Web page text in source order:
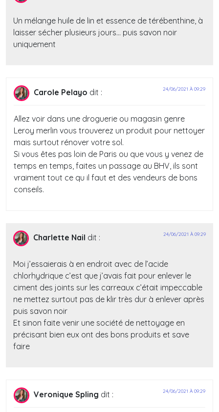
Un mélange huile de lin et essence de térébenthine, à
laisser sécher plusieurs jours… puis savon noir
uniquement
Carole Pelayo dit : 24/06/2021 À 09:29
Allez voir dans une droguerie ou magasin genre
Leroy merlin vous trouverez un produit pour nettoyer
mais surtout rénover votre sol.
Si vous êtes pas loin de Paris ou que vous y venez de
temps en temps, faites un passage au BHV, ils sont
vraiment tout ce qu il faut et des vendeurs de bons
conseils.
Charlette Nail dit : 24/06/2021 À 09:29
Moi j’essaierais à en endroit avec de l’acide
chlorhydrique c’est que j’avais fait pour enlever le
ciment des joints sur les carreaux c’était impeccable
ne mettez surtout pas de klir très dur à enlever après
puis savon noir
Et sinon faite venir une société de nettoyage en
précisant bien eux ont des bons produits et save
faire
Veronique Spling dit : 24/06/2021 À 09:29